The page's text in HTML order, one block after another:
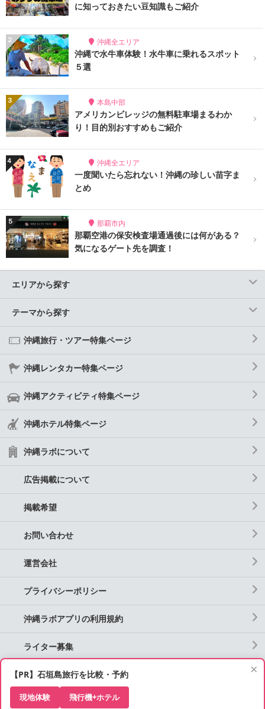
に知っておきたい豆知識もご紹介
沖縄全エリア
沖縄で水牛車体験！水牛車に乗れるスポット
５選
本島中部
アメリカンビレッジの無料駐車場まるわか
り！目的別おすすめもご紹介
沖縄全エリア
一度聞いたら忘れない！沖縄の珍しい苗字ま
とめ
那覇市内
那覇空港の保安検査場通過後には何がある？
気になるゲート先を調査！
エリアから探す
テーマから探す
沖縄旅行・ツアー特集ページ
沖縄レンタカー特集ページ
沖縄アクティビティ特集ページ
沖縄ホテル特集ページ
沖縄ラボについて
広告掲載について
掲載希望
お問い合わせ
運営会社
プライバシーポリシー
沖縄ラボアプリの利用規約
ライター募集
Copyright 沖縄ラボ All rights reserved.
×
【PR】石垣島旅行を比較・予約
現地体験 飛行機+ホテル